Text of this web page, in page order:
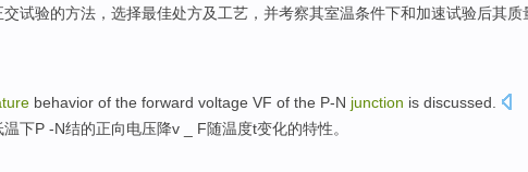
交试验的方法， 选择最佳处方及工艺 ， 并考察其室温条件下和加速试验后其质
behavior of the forward voltage VF of the P-N junction is discussed.
温下P -N结的正向电压降v _ F随温度t变化的特性。